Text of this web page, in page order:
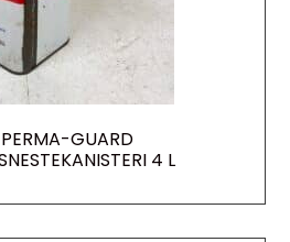
PERMA-GUARD
4 L